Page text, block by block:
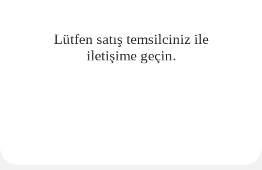
Lütfen satış temsilciniz ile
iletişime geçin.